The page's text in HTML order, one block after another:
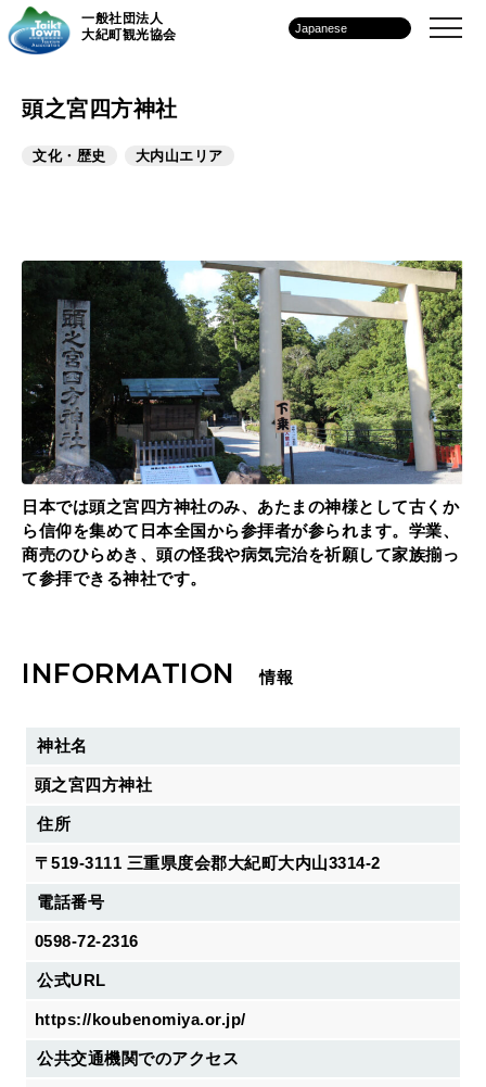
一般社団法人
大紀町観光協会
頭之宮四方神社
文化・歴史 大内山エリア
日本では頭之宮四方神社のみ、あたまの神様として古くか
ら信仰を集めて日本全国から参拝者が参られます。学業、
商売のひらめき、頭の怪我や病気完治を祈願して家族揃っ
て参拝できる神社です。
INFORMATION 情報
神社名
頭之宮四方神社
住所
〒519-3111 三重県度会郡大紀町大内山3314-2
電話番号
0598-72-2316
公式URL
https://koubenomiya.or.jp/
公共交通機関でのアクセス